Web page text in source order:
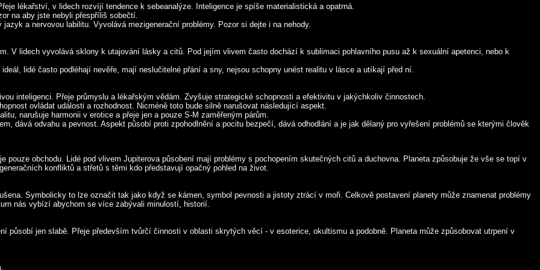
lékařství, v lidech rozvíjí tendence k sebeanalýze. Inteligence je spíše materialistická a opatrná.
na aby jste nebyli přespříliš sobečtí.
a nervovou labilitu. Vyvolává mezigenerační problémy. Pozor si dejte i na nehody.
V lidech vyvolává sklony k utajování lásky a citů. Pod jejím vlivem často dochází k sublimaci pohlavního pusu až k sexuální apetenci, nebo k
lidé často podléhají nevěře, mají neslučitelné přání a sny, nejsou schopny unést realitu v lásce a utíkají před ní.
inteligenci. Přeje průmyslu a lékařským vědám. Zvyšuje strategické schopnosti a efektivitu v jakýchkoliv činnostech.
ovládat události a rozhodnost. Nicméně toto bude silně narušovat následující aspekt.
narušuje harmonii v erotice a přeje jen a pouze S-M zaměřeným párům.
dává odvahu a pevnost. Aspekt působí proti zpohodlnění a pocitu bezpečí, dává odhodlání a je jak dělaný pro vyřešení problémů se kterými člověk
pouze obchodu. Lidé pod vlivem Jupiterova působení mají problémy s pochopením skutečných citů a duchovna. Planeta způsobuje že vše se topí v
konfliktů a střetů s těmi kdo představují opačný pohled na život.
Symbolicky to lze označit tak jako když se kámen, symbol pevnosti a jistoty ztrácí v moři. Celkově postavení planety může znamenat problémy
nás vybízí abychom se více zabývali minulostí, historií.
působí jen slabě. Přeje především tvůrčí činnosti v oblasti skrytých věcí - v esoterice, okultismu a podobně. Planeta může způsobovat utrpení v